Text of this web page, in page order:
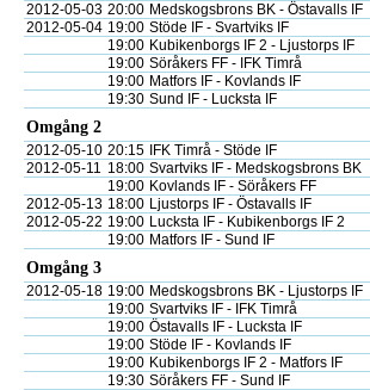
2012-05-03 20:00 Medskogsbrons BK - Östavalls IF
2012-05-04 19:00 Stöde IF - Svartviks IF
19:00 Kubikenborgs IF 2 - Ljustorps IF
19:00 Söråkers FF - IFK Timrå
19:00 Matfors IF - Kovlands IF
19:30 Sund IF - Lucksta IF
Omgång 2
2012-05-10 20:15 IFK Timrå - Stöde IF
2012-05-11 18:00 Svartviks IF - Medskogsbrons BK
19:00 Kovlands IF - Söråkers FF
2012-05-13 18:00 Ljustorps IF - Östavalls IF
2012-05-22 19:00 Lucksta IF - Kubikenborgs IF 2
19:00 Matfors IF - Sund IF
Omgång 3
2012-05-18 19:00 Medskogsbrons BK - Ljustorps IF
19:00 Svartviks IF - IFK Timrå
19:00 Östavalls IF - Lucksta IF
19:00 Stöde IF - Kovlands IF
19:00 Kubikenborgs IF 2 - Matfors IF
19:30 Söråkers FF - Sund IF